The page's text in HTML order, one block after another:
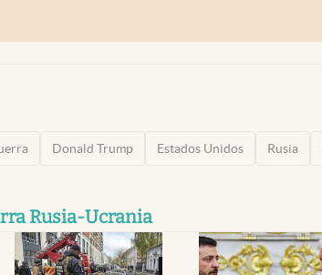
Donald Trump Estados Unidos Rusia
Rusia-Ucrania